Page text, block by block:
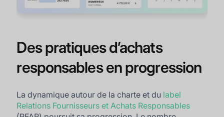
Des pratiques d’achats
responsables en progression
La dynamique autour de la charte et du label
Relations Fournisseurs et Achats Responsables